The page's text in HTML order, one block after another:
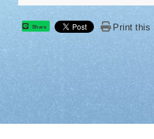
Share Print this